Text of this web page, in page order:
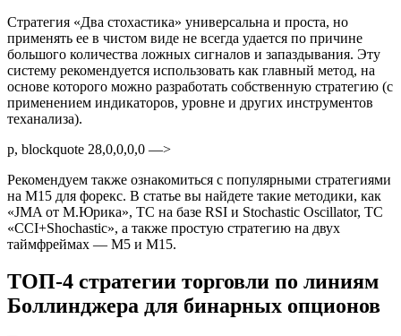
Стратегия «Два стохастика» универсальна и проста, но
применять ее в чистом виде не всегда удается по причине
большого количества ложных сигналов и запаздывания. Эту
систему рекомендуется использовать как главный метод, на
основе которого можно разработать собственную стратегию (с
применением индикаторов, уровне и других инструментов
теханализа).
p, blockquote 28,0,0,0,0 —>
Рекомендуем также ознакомиться с популярными стратегиями
на M15 для форекс. В статье вы найдете такие методики, как
«JMA от М.Юрика», ТС на базе RSI и Stochastic Oscillator, ТС
«CCI+Shochastic», а также простую стратегию на двух
таймфреймах — M5 и M15.
ТОП-4 стратегии торговли по линиям
Боллинджера для бинарных опционов